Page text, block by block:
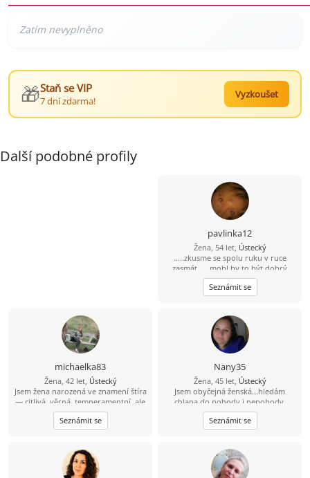
🎁Staň se VIP
7 dní zdarma!
Vyzkoušet
Další podobné profily
pavlinka12
Žena, 54 let, Ústecký
.....zkusme se spolu ruku v ruce
zasmát......mohl by to být dobrý
začátek
Seznámit se
michaelka83
Žena, 42 let, Ústecký
Jsem žena narozená ve znamení štíra
— citlivá, věrná, temperamentní, ale
zároveň klidná duše, která má ráda
upřímnost a opravdové lidi. Život
mě naučil hodně, někdy i bolestivě,
existují. Miluji přírodu, procházky
(klidně i noční), táborák, zpěv a
chvíle, kdy je člověku prostě dobře.
Seznámit se
Nany35
Žena, 45 let, Ústecký
Jsem obyčejná ženská...hledám
chlapa do pohody i nepohody.
Takového,který dá přednost rodině
před hospodou a kamarády :-)
Seznámit se